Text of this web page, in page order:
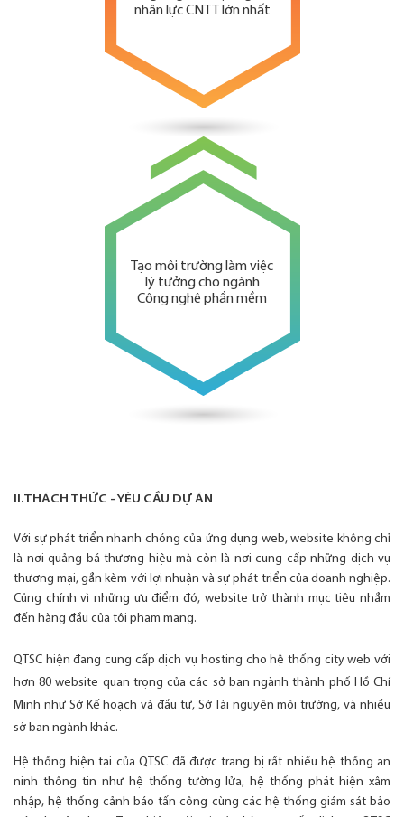
nhân lực CNTT lớn nhất
Tạo môi trường làm việc
lý tưởng cho ngành
Công nghệ phần mềm
II.THÁCH THỨC - YÊU CẦU DỰ ÁN
Với sự phát triển nhanh chóng của ứng dụng web, website không chỉ
là nơi quảng bá thương hiệu mà còn là nơi cung cấp những dịch vụ
thương mại, gắn kèm với lợi nhuận và sự phát triển của doanh nghiệp.
Cũng chính vì những ưu điểm đó, website trở thành mục tiêu nhắm
đến hàng đầu của tội phạm mạng.
QTSC hiện đang cung cấp dịch vụ hosting cho hệ thống city web với
hơn 80 website quan trọng của các sở ban ngành thành phố Hồ Chí
Minh như Sở Kế hoạch và đầu tư, Sở Tài nguyên môi trường, và nhiều
sở ban ngành khác.
Hệ thống hiện tại của QTSC đã được trang bị rất nhiều hệ thống an
ninh thông tin như hệ thống tường lửa, hệ thống phát hiện xâm
nhập, hệ thống cảnh báo tấn công cùng các hệ thống giám sát bảo